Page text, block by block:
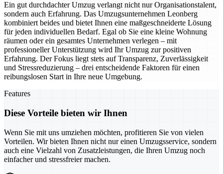
Ein gut durchdachter Umzug verlangt nicht nur Organisationstalent,
sondern auch Erfahrung. Das Umzugsunternehmen Leonberg
kombiniert beides und bietet Ihnen eine maßgeschneiderte Lösung
für jeden individuellen Bedarf. Egal ob Sie eine kleine Wohnung
räumen oder ein gesamtes Unternehmen verlegen – mit
professioneller Unterstützung wird Ihr Umzug zur positiven
Erfahrung. Der Fokus liegt stets auf Transparenz, Zuverlässigkeit
und Stressreduzierung – drei entscheidende Faktoren für einen
reibungslosen Start in Ihre neue Umgebung.
Features
Diese Vorteile bieten wir Ihnen
Wenn Sie mit uns umziehen möchten, profitieren Sie von vielen
Vorteilen. Wir bieten Ihnen nicht nur einen Umzugsservice, sondern
auch eine Vielzahl von Zusatzleistungen, die Ihren Umzug noch
einfacher und stressfreier machen.